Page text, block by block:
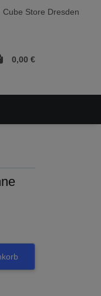
Cube Store Dresden
0,00 €